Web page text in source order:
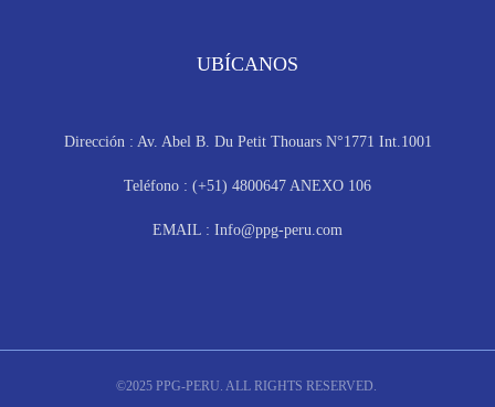
UBÍCANOS
Dirección : Av. Abel B. Du Petit Thouars N°1771 Int.1001
Teléfono : (+51) 4800647 ANEXO 106
EMAIL : Info@ppg-peru.com
©2025 PPG-PERU. ALL RIGHTS RESERVED.